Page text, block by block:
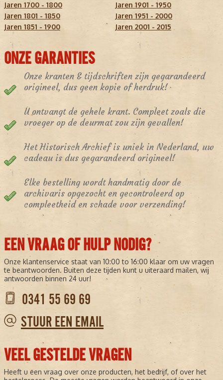
Jaren 1700 - 1800
Jaren 1801 - 1850
Jaren 1851 - 1900
Jaren 1901 - 1950
Jaren 1951 - 2000
Jaren 2001 - 2015
ONZE GARANTIES
Onze kranten & tijdschriften zijn gegarandeerd
origineel, dus geen kopie of herdruk!
U ontvangt de gehele krant. Compleet zoals die
vroeger op de deurmat zou zijn gevallen!
Het Historisch Archief is uniek in Nederland, uw
cadeau is dus gegarandeerd origineel!
Elke bestelling wordt handmatig door de
archivaris opgezocht en gecontroleerd op
compleetheid en schade voor verzending!
EEN VRAAG OF HULP NODIG?
Onze klantenservice staat van 10:00 to 16:00 klaar om uw vragen
te beantwoorden. Buiten deze tijden kunt u uiteraard mailen, wij
antwoorden binnen 24 uur!
0341 55 69 69
STUUR EEN EMAIL
VEEL GESTELDE VRAGEN
Heeft u een vraag over onze producten, het bedrijf, of over het